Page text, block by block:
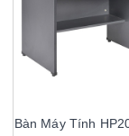
Bàn Máy Tính